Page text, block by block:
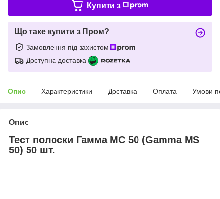
Купити з
Що таке купити з Пром?
Замовлення під захистом
Доступна доставка
Опис Характеристики Доставка Оплата Умови
Опис
Тест полоски Гамма МС 50 (Gamma MS
50) 50 шт.